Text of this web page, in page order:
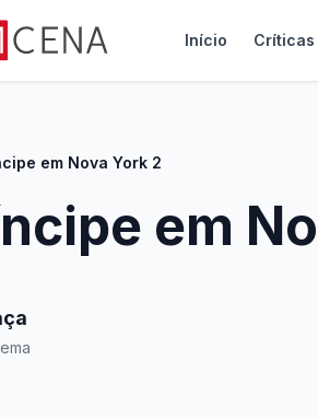
Início Críticas
em Nova York 2
em